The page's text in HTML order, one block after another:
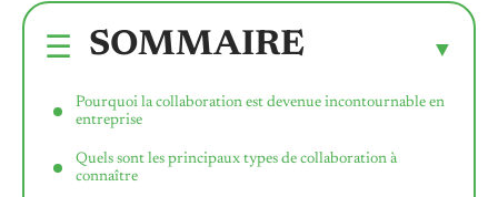
SOMMAIRE
Pourquoi la collaboration est devenue incontournable en
entreprise
Quels sont les principaux types de collaboration à
connaître